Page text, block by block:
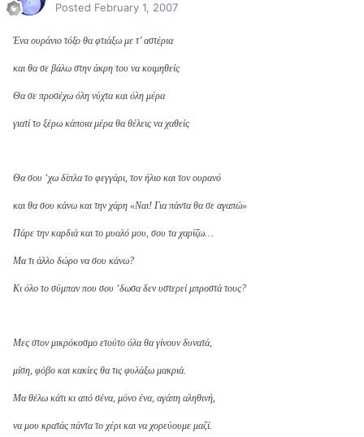
Posted February 1, 2007
Ένα ουράνιο τόξο θα φτιάξω με τ’ αστέρια
και θα σε βάλω στην άκρη του να κοιμηθείς
Θα σε προσέχω όλη νύχτα και όλη μέρα
γιατί το ξέρω κάποια μέρα θα θέλεις να χαθείς
Θα σου ‘χω δίπλα το φεγγάρι, τον ήλιο και τον ουρανό
και θα σου κάνω και την χάρη «Ναι! Για πάντα θα σε αγαπώ»
Πάρε την καρδιά και το μυαλό μου, σου τα χαρίζω…
Μα τι άλλο δώρο να σου κάνω?
Κι όλο το σύμπαν που σου ‘δωσα δεν υστερεί μπροστά τους?
Μες στον μικρόκοσμο ετούτο όλα θα γίνουν δυνατά,
μίση, φόβο και κακίες θα τις φυλάξω μακριά.
Μα θέλω κάτι κι από σένα, μόνο ένα, αγάπη αληθινή,
να μου κρατάς πάντα το χέρι και να χορεύουμε μαζί.